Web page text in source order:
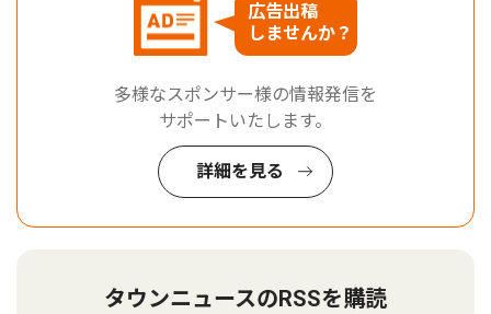
広告出稿
しませんか？
多様なスポンサー様の情報発信を
サポートいたします。
詳細を見る
タウンニュースのRSSを購読